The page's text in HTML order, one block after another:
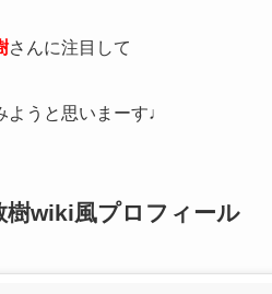
さんに注目して
ようと思いまーす♩
樹wiki風プロフィール